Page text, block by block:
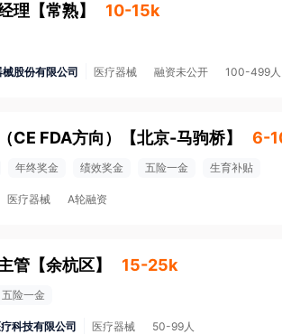
理 【常熟】 10-15k
股份有限公司 医疗器械 融资未公开 100-499人
CE FDA方向） 【北京-马驹桥】 6-
年终奖金 绩效奖金 五险一金 生育补贴
医疗器械 A轮融资
管 【余杭区】 15-25k
五险一金
科技有限公司 医疗器械 50-99人